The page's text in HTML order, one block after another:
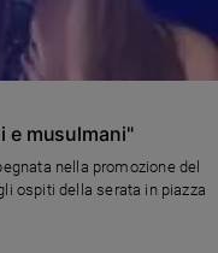
e musulmani"
nella promozione del
ospiti della serata in piazza